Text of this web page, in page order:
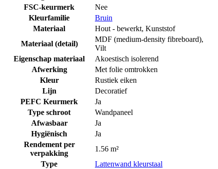
FSC-keurmerk
Nee
Kleurfamilie
Bruin
Materiaal
Hout - bewerkt, Kunststof
Materiaal (detail)
MDF (medium-density fibreboard),
Vilt
Eigenschap materiaal
Akoestisch isolerend
Afwerking
Met folie omtrokken
Kleur
Rustiek eiken
Lijn
Decoratief
PEFC Keurmerk
Ja
Type schroot
Wandpaneel
Afwasbaar
Ja
Hygiënisch
Ja
Rendement per
verpakking
1.56 m²
Type
Lattenwand kleurstaal